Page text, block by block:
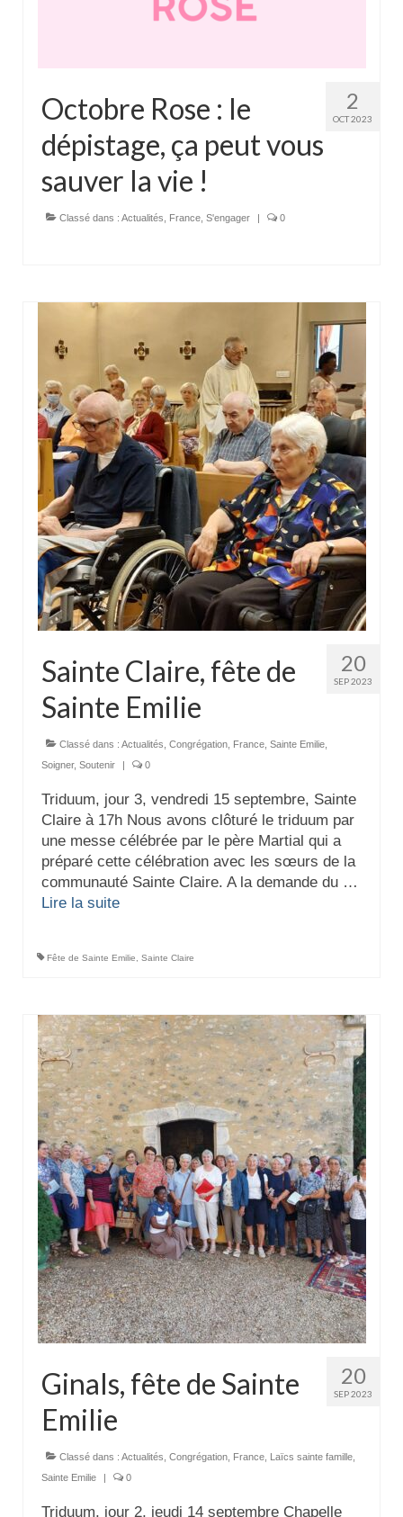
2
OCT 2023
Octobre Rose : le
dépistage, ça peut vous
sauver la vie !
Classé dans : Actualités France S'engager 0
20
SEP 2023
Sainte Claire, fête de
Sainte Emilie
Classé dans : Actualités Congrégation France Sainte Emilie
Soigner, Soutenir 0
Triduum, jour 3, vendredi 15 septembre, Sainte
Claire à 17h Nous avons clôturé le triduum par
une messe célébrée par le père Martial qui a
préparé cette célébration avec les sœurs de la
communauté Sainte Claire. A la demande du …
Lire la suite­­
Fête de Sainte Emilie, Sainte Claire
20
SEP 2023
Ginals, fête de Sainte
Emilie
Classé dans : Actualités Congrégation France Laïcs sainte famille
Sainte Emilie
0
Triduum, jour 2, jeudi 14 septembre Chapelle